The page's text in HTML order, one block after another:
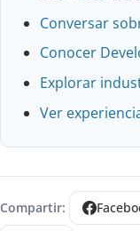
Conversar
Conocer
Explorar
Ver
Compartir: